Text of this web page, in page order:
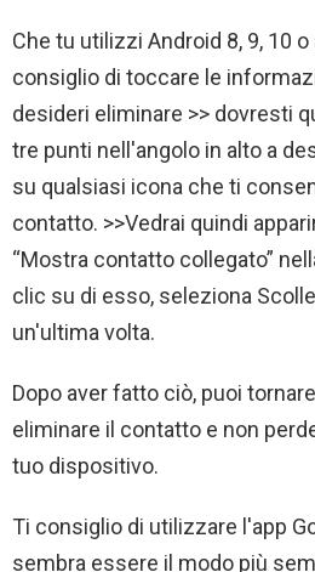
Che tu utilizzi Android 8, 9, 10
consiglio di toccare le
desideri eliminare >> dovresti
tre punti nell'angolo in alto a
su qualsiasi icona che ti
contatto. >>Vedrai quindi
“Mostra contatto collegato”
clic su di esso, seleziona
un'ultima volta.
Dopo aver fatto ciò, puoi
eliminare il contatto e non
tuo dispositivo.
Ti consiglio di utilizzare l'app
sembra essere il modo più